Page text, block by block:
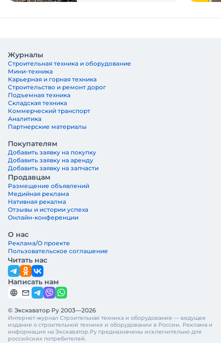
Журналы
Строительная техника и оборудование
Мини-техника
Карьерная и горная техника
Строительство и ремонт дорог
Подъемная техника
Складская техника
Коммерческий транспорт
Аналитика
Партнерские материалы
Покупателям
Добавить заявку на покупку
Добавить заявку на аренду
Добавить заявку на запчасти
Продавцам
Размещение объявлений
Медийная реклама
Нативная рекалма
Отзывы и истории успеха
Онлайн-конференции
О нас
Реклама/О проекте
Пользовательское соглашение
Читать нас
Написать нам
© Экскаватор Ру 2003—2026
Интернет-журнал Строительная техника и оборудование — ведущее
издание о строительной технике и оборудовании в России. Реклама и
информация на Экскаватор.Ру предназначены исключительно для
российских потребителей.